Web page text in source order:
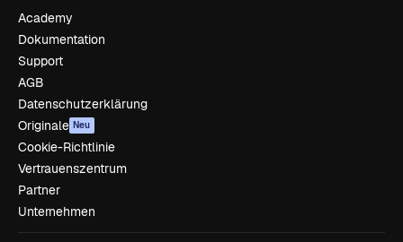
Academy
Dokumentation
Support
AGB
Datenschutzerklärung
Originale Neu
Cookie-Richtlinie
Vertrauenszentrum
Partner
Unternehmen